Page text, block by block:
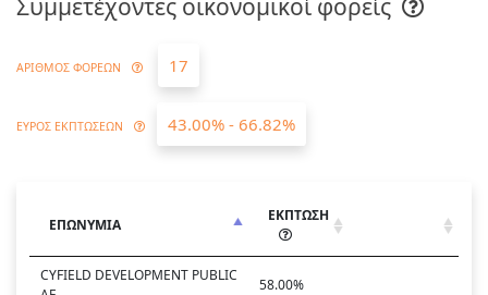
Συμμετέχοντες οικονομικοί φορείς
ΑΡΙΘΜΟΣ ΦΟΡΕΩΝ 17
ΕΥΡΟΣ ΕΚΠΤΩΣΕΩΝ 43.00% - 66.82%
ΕΠΩΝΥΜΙΑ
ΕΚΠΤΩΣΗ
CYFIELD DEVELOPMENT PUBLIC
58.00%